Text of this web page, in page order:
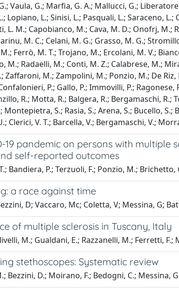
Vaula, G.; Marfia, G. A.; Mallucci, G.;
Lopiano, L.; Sinisi, L.; Pasquali, L.; Saraceno,
L. M.; Capobianco, M.; Cava, M. D.; Onofrj,
M. C.; Celani, M. G.; Grasso, M. G.;
Ferrò, M. T.; Trojano, M.; Ercolani, M. V.;
M.; Radaelli, M.; Conti, M. Z.; Calabrese, M.;
Zaffaroni, M.; Zampolini, M.; Ponzio, M.; De
P.; Gallo, P.; Immovilli, P.;
R.; Motta, R.; Balgera, R.; Bergamaschi, R.;
Montepietra, S.; Rasia, S.; Arena, S.; Bucello,
Clerici, V. T.; Barcella, V.; Bergamaschi, V.;
19 pandemic on persons with multiple
self-reported outcomes
Bandiera, P.; Terzuoli, F.; Ponzio, M.; Brichetto,
a race against time
D; Vaccaro, Mc; Coletta, V; Messina, G;
of multiple sclerosis in Tuscany, Italy
M.; Gualdani, E.; Razzanelli, M.; Ferretti, F.;
stethoscopes: Systematic review
Bezzini, D.; Moirano, F.; Bedogni, C.; Messina,